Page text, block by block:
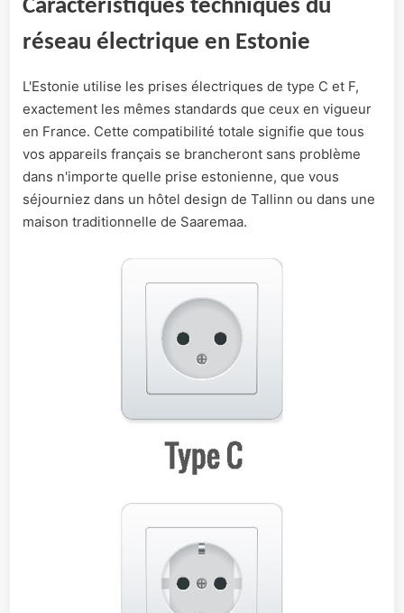
Caractéristiques techniques du
réseau électrique en Estonie
L'Estonie utilise les prises électriques de type C et F,
exactement les mêmes standards que ceux en vigueur
en France. Cette compatibilité totale signifie que tous
vos appareils français se brancheront sans problème
dans n'importe quelle prise estonienne, que vous
séjourniez dans un hôtel design de Tallinn ou dans une
maison traditionnelle de Saaremaa.